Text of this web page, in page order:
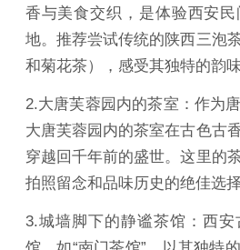
香与美食交织，是体验西安
地。推荐尝试传统的陕西三泡
和菊花茶），感受其独特的韵味
2.大唐芙蓉园内的茶室：作为
大唐芙蓉园内的茶室在古色古
穿越回千年前的盛世。这里的
拍照留念和品味历史的绝佳选择
3.城墙脚下的静谧茶馆：西